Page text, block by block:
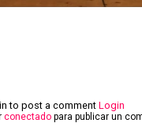
to post a comment Login
conectado para publicar un